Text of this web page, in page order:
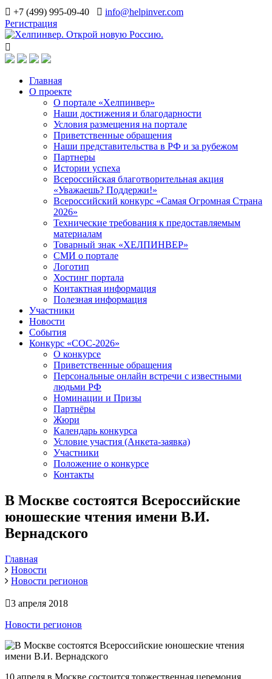
+7 (499) 995-09-40
info@helpinver.com
Регистрация
Главная
О проекте
О портале «Хелпинвер»
Наши достижения и благодарности
Условия размещения на портале
Приветственные обращения
Наши представительства в РФ и за рубежом
Партнеры
Истории успеха
Всероссийская благотворительная акция
«Уважаешь? Поддержи!»
Всероссийский конкурс «Самая Огромная Страна
2026»
Технические требования к предоставляемым
материалам
Товарный знак «ХЕЛПИНВЕР»
СМИ о портале
Логотип
Хостинг портала
Контактная информация
Полезная информация
Участники
Новости
События
Конкурс «СОС-2026»
О конкурсе
Приветственные обращения
Персональные онлайн встречи с известными
людьми РФ
Номинации и Призы
Партнёры
Жюри
Календарь конкурса
Условие участия (Анкета-заявка)
Участники
Положение о конкурсе
Контакты
В Москве состоятся Всероссийские
юношеские чтения имени В.И.
Вернадского
Главная
Новости
Новости регионов
3 апреля 2018
Новости регионов
10 апреля в Москве состоится торжественная церемония